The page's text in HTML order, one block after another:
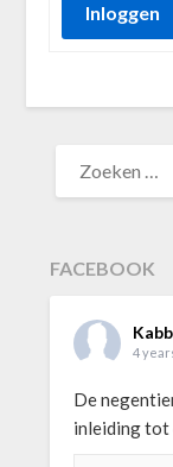
Inloggen
NAAR:
FACEBOOK
4
De
inleiding tot